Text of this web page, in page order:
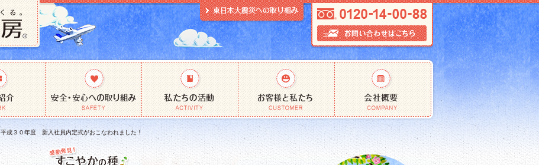
平成３０年度 新入社員内定式がおこなわれました！